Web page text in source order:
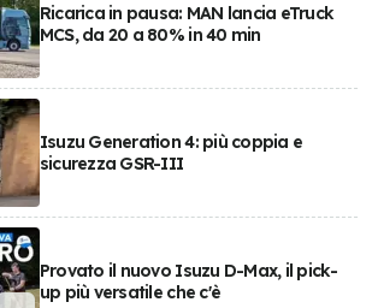
Ricarica in pausa: MAN lancia eTruck
MCS, da 20 a 80% in 40 min
Isuzu Generation 4: più coppia e
sicurezza GSR-III
Provato il nuovo Isuzu D-Max, il pick-
up più versatile che c'è